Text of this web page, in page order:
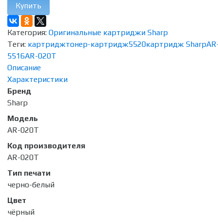
Купить
Категория: Оригинальные картриджи Sharp
Теги: картриджтонер-картридж5520картридж Sharp
5516AR-020T
Описание
Характеристики
Бренд
Sharp
Модель
AR-020T
Код производителя
AR-020T
Тип печати
черно-белый
Цвет
чёрный